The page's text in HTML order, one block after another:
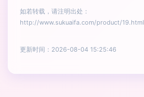
如若转载，请注明出处：
http://www.sukuaifa.com/product/19.html
更新时间：2026-08-04 15:25:46